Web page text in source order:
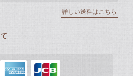
詳しい送料はこちら